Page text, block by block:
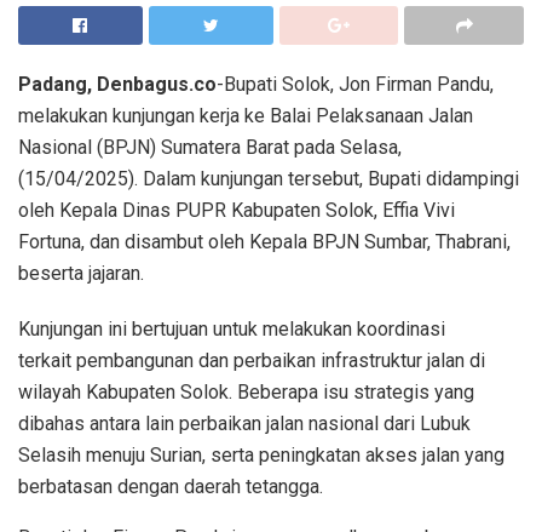
Padang, Denbagus.co-Bupati Solok, Jon Firman Pandu,
melakukan kunjungan kerja ke Balai Pelaksanaan Jalan
Nasional (BPJN) Sumatera Barat pada Selasa,
(15/04/2025). Dalam kunjungan tersebut, Bupati didampingi
oleh Kepala Dinas PUPR Kabupaten Solok, Effia Vivi
Fortuna, dan disambut oleh Kepala BPJN Sumbar, Thabrani,
beserta jajaran.
Kunjungan ini bertujuan untuk melakukan koordinasi
terkait pembangunan dan perbaikan infrastruktur jalan di
wilayah Kabupaten Solok. Beberapa isu strategis yang
dibahas antara lain perbaikan jalan nasional dari Lubuk
Selasih menuju Surian, serta peningkatan akses jalan yang
berbatasan dengan daerah tetangga.